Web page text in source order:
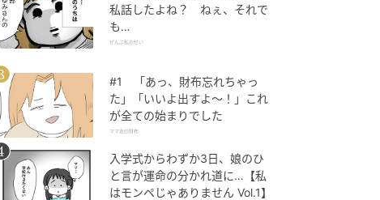
私話したよね？ ねぇ、それで
も…
ぜんぶ私のせい
#1 「あっ、財布忘れちゃっ
た」「いいよ出すよ〜！」これ
が全ての始まりでした
ママ友の財布
入学式からわずか3日、娘のひ
と言が運命の分かれ道に…【私
はモンペじゃありません Vol.1】